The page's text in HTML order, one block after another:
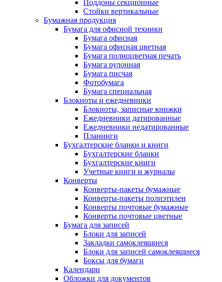
Поддоны секционные
Стойки вертикальные
Бумажная продукция
Бумага для офисной техники
Бумага офисная
Бумага офисная цветная
Бумага полноцветная печать
Бумага рулонная
Бумага писчая
Фотобумага
Бумага специальная
Блокноты и ежедневники
Блокноты, записные книжки
Ежедневники датированные
Ежедневники недатированные
Планинги
Бухгалтерские бланки и книги
Бухгалтерские бланки
Бухгалтерские книги
Учетные книги и журналы
Конверты
Конверты-пакеты бумажные
Конверты-пакеты полиэтилен
Конверты почтовые бумажные
Конверты почтовые цветные
Бумага для записей
Блоки для записей
Закладки самоклеящиеся
Блоки для записей самоклеящиеся
Боксы для бумаги
Календари
Обложки для документов